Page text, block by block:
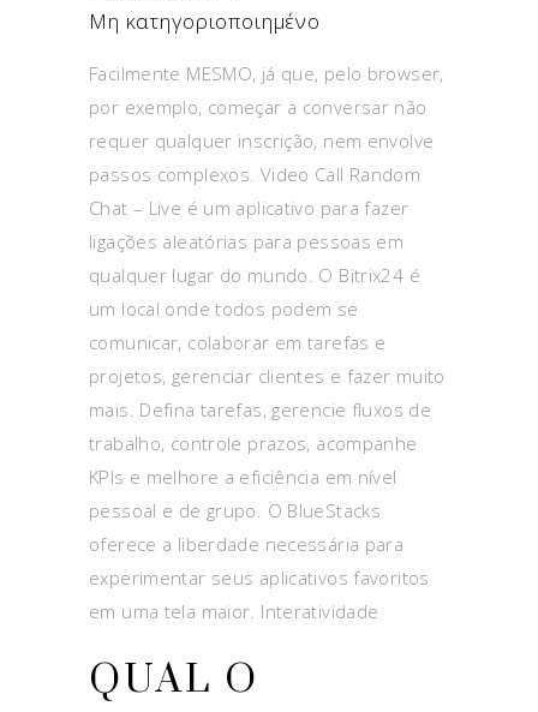
Μη κατηγοριοποιημένο
Facilmente MESMO, já que, pelo browser,
por exemplo, começar a conversar não
requer qualquer inscrição, nem envolve
passos complexos. Video Call Random
Chat – Live é um aplicativo para fazer
ligações aleatórias para pessoas em
qualquer lugar do mundo. O Bitrix24 é
um local onde todos podem se
comunicar, colaborar em tarefas e
projetos, gerenciar clientes e fazer muito
mais. Defina tarefas, gerencie fluxos de
trabalho, controle prazos, acompanhe
KPIs e melhore a eficiência em nível
pessoal e de grupo. O BlueStacks
oferece a liberdade necessária para
experimentar seus aplicativos favoritos
em uma tela maior. Interatividade
QUAL O